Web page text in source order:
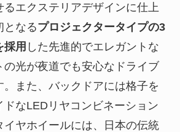
るエクステリアデザインに仕上
となるプロジェクタータイプの3
採用 した先進的でエレガントな
の光が夜道でも安心なドライブ
。また、バックドアには格子を
ドなLEDリヤコンビネーション
イヤホイールには、日本の伝統